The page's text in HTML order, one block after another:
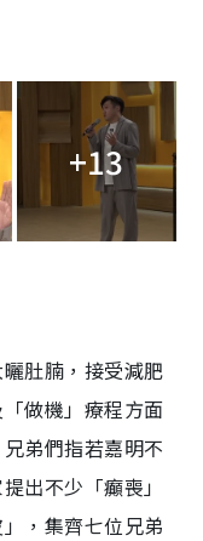
+13
肚腩，接受減肥
做機」療程方面
弟們指若嘉明不
出不少「癲喪」
，集齊七位兄弟